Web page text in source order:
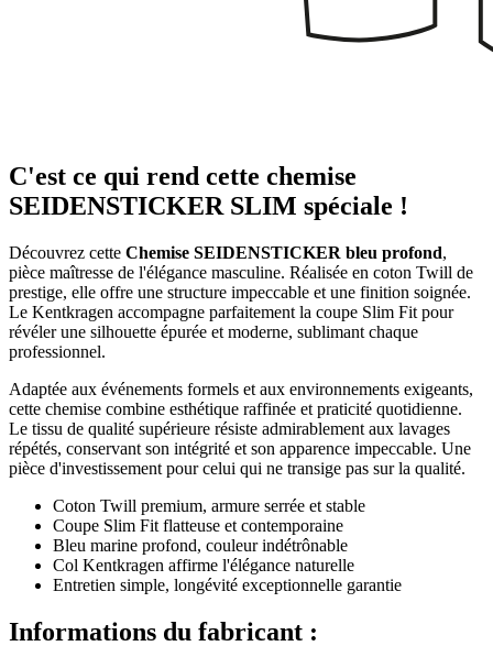
C'est ce qui rend cette chemise
SEIDENSTICKER SLIM spéciale !
Découvrez cette Chemise SEIDENSTICKER bleu profond,
pièce maîtresse de l'élégance masculine. Réalisée en coton Twill de
prestige, elle offre une structure impeccable et une finition soignée.
Le Kentkragen accompagne parfaitement la coupe Slim Fit pour
révéler une silhouette épurée et moderne, sublimant chaque
professionnel.
Adaptée aux événements formels et aux environnements exigeants,
cette chemise combine esthétique raffinée et praticité quotidienne.
Le tissu de qualité supérieure résiste admirablement aux lavages
répétés, conservant son intégrité et son apparence impeccable. Une
pièce d'investissement pour celui qui ne transige pas sur la qualité.
Coton Twill premium, armure serrée et stable
Coupe Slim Fit flatteuse et contemporaine
Bleu marine profond, couleur indétrônable
Col Kentkragen affirme l'élégance naturelle
Entretien simple, longévité exceptionnelle garantie
Informations du fabricant :